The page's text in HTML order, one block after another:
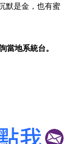
默是金，也有蜜
當地系統台。